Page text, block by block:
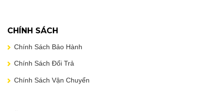
CHÍNH SÁCH
Chính Sách Bảo Hành
Chính Sách Đổi Trả
Chính Sách Vận Chuyển